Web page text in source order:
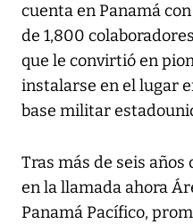
cuenta en Panamá
de 1,800
que le convirtió en
instalarse en el lugar
base militar
Tras más de seis años
en la llamada ahora
Panamá Pacífico,